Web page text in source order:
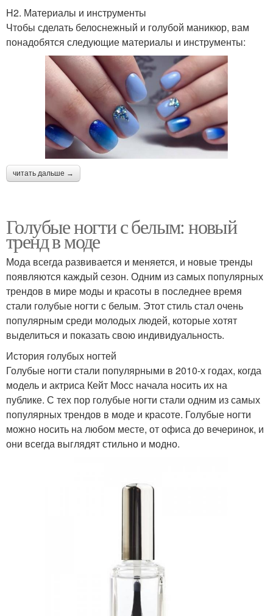
H2. Материалы и инструменты
Чтобы сделать белоснежный и голубой маникюр, вам
понадобятся следующие материалы и инструменты:
читать дальше →
Голубые ногти с белым: новый
тренд в моде
Мода всегда развивается и меняется, и новые тренды
появляются каждый сезон. Одним из самых популярных
трендов в мире моды и красоты в последнее время
стали голубые ногти с белым. Этот стиль стал очень
популярным среди молодых людей, которые хотят
выделиться и показать свою индивидуальность.
История голубых ногтей
Голубые ногти стали популярными в 2010-х годах, когда
модель и актриса Кейт Мосс начала носить их на
публике. С тех пор голубые ногти стали одним из самых
популярных трендов в моде и красоте. Голубые ногти
можно носить на любом месте, от офиса до вечеринок, и
они всегда выглядят стильно и модно.